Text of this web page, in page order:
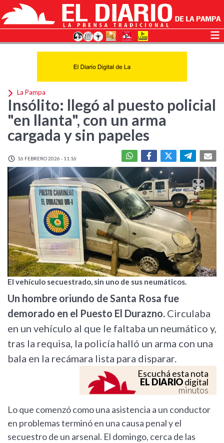
La Pampa
Insólito: llegó al puesto policial
"en llanta", con un arma
cargada y sin papeles
16 FEBRERO 2026 - 11:16
El vehículo secuestrado, sin uno de sus neumáticos.
Un hombre oriundo de Santa Rosa fue
demorado en el Puesto El Durazno. Circulaba
en un vehículo al que le faltaba un neumático y,
tras la requisa, la policía halló un arma con una
bala en la recámara lista para disparar.
Escuchá esta nota
EL DIARIOdigital
minutos
Lo que comenzó como una asistencia a un conductor
en problemas terminó en una causa penal y el
secuestro de un arsenal. El domingo, cerca de las